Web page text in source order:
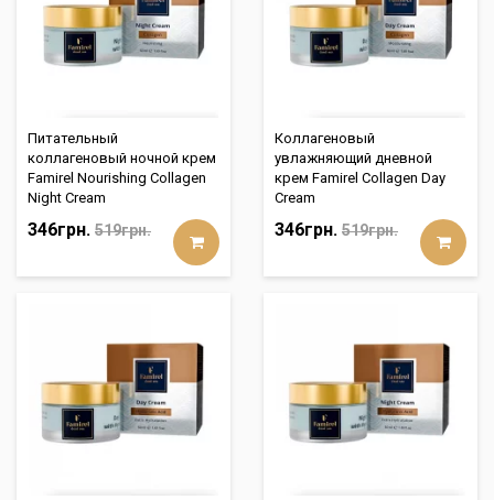
Питательный
коллагеновый ночной крем
Famirel Nourishing Collagen
Night Cream
346грн. 519грн.
Коллагеновый
увлажняющий дневной
крем Famirel Collagen Day
Cream
346грн. 519грн.